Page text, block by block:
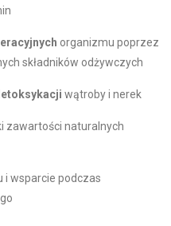
organizmu poprzez
składników odżywczych
wątroby i nerek
zawartości naturalnych
i wsparcie podczas